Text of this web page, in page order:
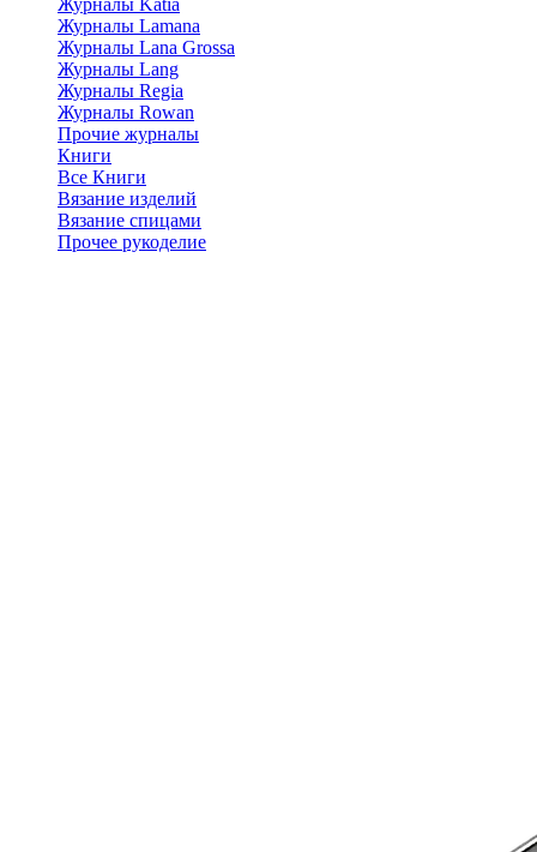
Журналы Lamana
Журналы Lana Grossa
Журналы Lang
Журналы Regia
Журналы Rowan
Прочие журналы
Книги
Все Книги
Вязание изделий
Вязание спицами
Прочее рукоделие